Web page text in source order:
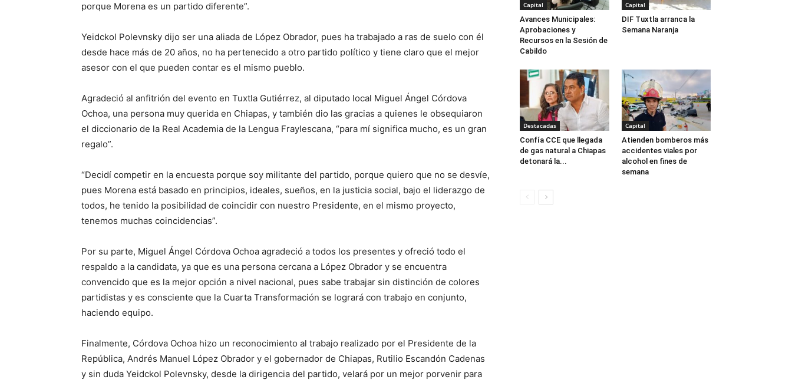
porque Morena es un partido diferente”.
Yeidckol Polevnsky dijo ser una aliada de López Obrador, pues ha trabajado a ras de suelo con él
desde hace más de 20 años, no ha pertenecido a otro partido político y tiene claro que el mejor
asesor con el que pueden contar es el mismo pueblo.
Agradeció al anfitrión del evento en Tuxtla Gutiérrez, al diputado local Miguel Ángel Córdova
Ochoa, una persona muy querida en Chiapas, y también dio las gracias a quienes le obsequiaron
el diccionario de la Real Academia de la Lengua Fraylescana, “para mí significa mucho, es un gran
regalo”.
“Decidí competir en la encuesta porque soy militante del partido, porque quiero que no se desvíe,
pues Morena está basado en principios, ideales, sueños, en la justicia social, bajo el liderazgo de
todos, he tenido la posibilidad de coincidir con nuestro Presidente, en el mismo proyecto,
tenemos muchas coincidencias”.
Por su parte, Miguel Ángel Córdova Ochoa agradeció a todos los presentes y ofreció todo el
respaldo a la candidata, ya que es una persona cercana a López Obrador y se encuentra
convencido que es la mejor opción a nivel nacional, pues sabe trabajar sin distinción de colores
partidistas y es consciente que la Cuarta Transformación se logrará con trabajo en conjunto,
haciendo equipo.
Finalmente, Córdova Ochoa hizo un reconocimiento al trabajo realizado por el Presidente de la
República, Andrés Manuel López Obrador y el gobernador de Chiapas, Rutilio Escandón Cadenas
y sin duda Yeidckol Polevnsky, desde la dirigencia del partido, velará por un mejor porvenir para
Capital
Avances Municipales:
Aprobaciones y
Recursos en la Sesión de
Cabildo
Capital
DIF Tuxtla arranca la
Semana Naranja
Destacadas
Confía CCE que llegada
de gas natural a Chiapas
detonará la...
Capital
Atienden bomberos más
accidentes viales por
alcohol en fines de
semana